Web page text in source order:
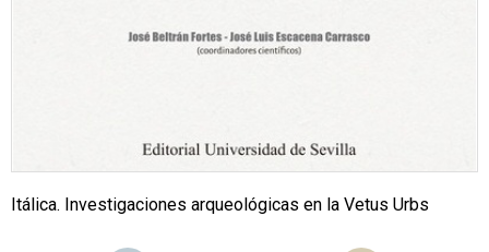
Itálica. Investigaciones arqueológicas en la Vetus Urbs